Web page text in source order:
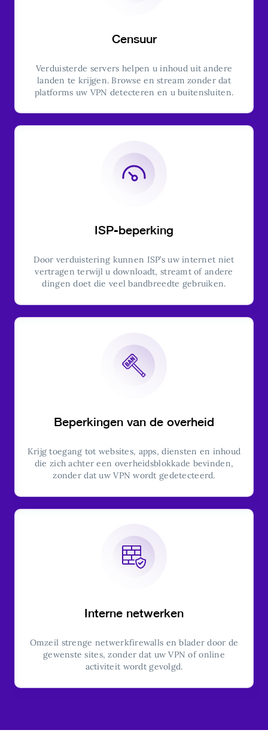
Censuur
Verduisterde servers helpen u inhoud uit andere
landen te krijgen. Browse en stream zonder dat
platforms uw VPN detecteren en u buitensluiten.
ISP-beperking
Door verduistering kunnen ISP’s uw internet niet
vertragen terwijl u downloadt, streamt of andere
dingen doet die veel bandbreedte gebruiken.
Beperkingen van de overheid
Krijg toegang tot websites, apps, diensten en inhoud
die zich achter een overheidsblokkade bevinden,
zonder dat uw VPN wordt gedetecteerd.
Interne netwerken
Omzeil strenge netwerkfirewalls en blader door de
gewenste sites, zonder dat uw VPN of online
activiteit wordt gevolgd.